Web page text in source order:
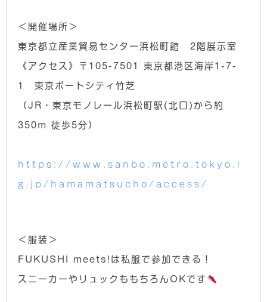
＜開催場所＞
東京都立産業貿易センター浜松町館 2階展示室
《アクセス》〒105-7501 東京都港区海岸1-7-
1 東京ポートシティ竹芝
（JR・東京モノレール浜松町駅(北口)から約
350m 徒歩5分）
https://www.sanbo.metro.tokyo.l
g.jp/hamamatsucho/access/
＜服装＞
FUKUSHI meets!は私服で参加できる！
スニーカーやリュックももちろんOKです